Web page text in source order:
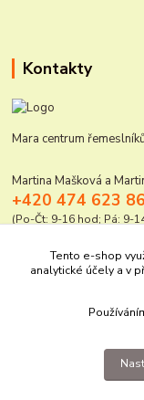
Kontakty
Mara centrum
Martina Mašková a
+420 474 623
(Po-Čt: 9-16 hod; Pá: 9-
mara@elektro-
Tento e-shop
analytické účely a v